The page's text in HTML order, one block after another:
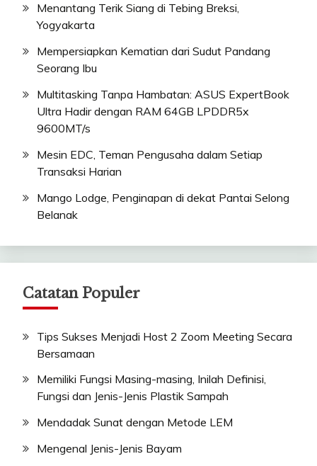
Menantang Terik Siang di Tebing Breksi,
Yogyakarta
Mempersiapkan Kematian dari Sudut Pandang
Seorang Ibu
Multitasking Tanpa Hambatan: ASUS ExpertBook
Ultra Hadir dengan RAM 64GB LPDDR5x
9600MT/s
Mesin EDC, Teman Pengusaha dalam Setiap
Transaksi Harian
Mango Lodge, Penginapan di dekat Pantai Selong
Belanak
Catatan Populer
Tips Sukses Menjadi Host 2 Zoom Meeting Secara
Bersamaan
Memiliki Fungsi Masing-masing, Inilah Definisi,
Fungsi dan Jenis-Jenis Plastik Sampah
Mendadak Sunat dengan Metode LEM
Mengenal Jenis-Jenis Bayam